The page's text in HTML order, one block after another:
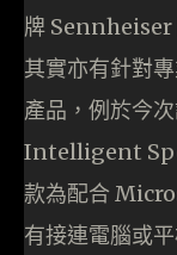
牌 Sennheiser
其實亦有針對
產品，例於今
Intelligent
款為配合
有接連電腦或